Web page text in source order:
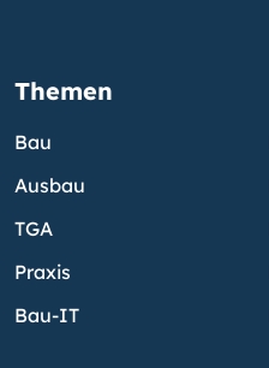
Themen
Bau
Ausbau
TGA
Praxis
Bau-IT